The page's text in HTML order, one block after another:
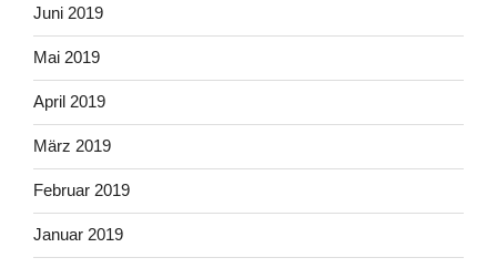
Juni 2019
Mai 2019
April 2019
März 2019
Februar 2019
Januar 2019